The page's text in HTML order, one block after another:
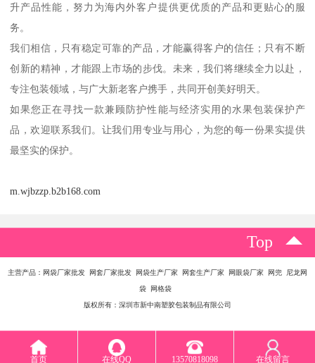
升产品性能，努力为海内外客户提供更优质的产品和更贴心的服
务。
我们相信，只有稳定可靠的产品，才能赢得客户的信任；只有不断
创新的精神，才能跟上市场的步伐。未来，我们将继续全力以赴，
专注包装领域，与广大新老客户携手，共同开创美好明天。
如果您正在寻找一款兼顾防护性能与经济实用的水果包装保护产
品，欢迎联系我们。让我们用专业与用心，为您的每一份果实提供
最坚实的保护。
m.wjbzzp.b2b168.com
Top
主营产品：网袋厂家批发 网套厂家批发 网袋生产厂家 网套生产厂家 网眼袋厂家 网兜 尼龙网
袋 网格袋
版权所有：深圳市新中南塑胶包装制品有限公司
首页 在线QQ 13570818098 在线留言